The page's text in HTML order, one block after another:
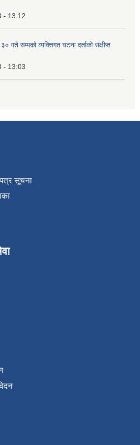
- 13:12
सम्मको व्यक्तिगत घटना दर्ताको संक्षीप्त
- 13:03
सूचना